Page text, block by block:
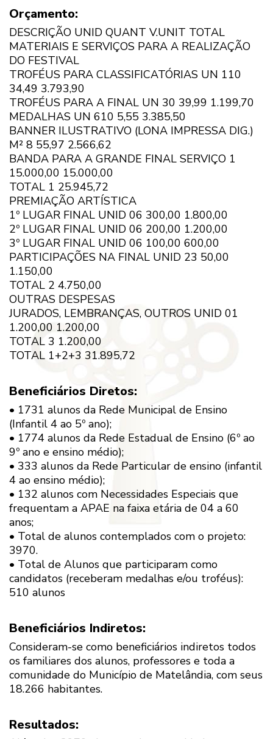
Orçamento:
DESCRIÇÃO UNID QUANT V.UNIT TOTAL
MATERIAIS E SERVIÇOS PARA A REALIZAÇÃO
DO FESTIVAL
TROFÉUS PARA CLASSIFICATÓRIAS UN 110
34,49 3.793,90
TROFÉUS PARA A FINAL UN 30 39,99 1.199,70
MEDALHAS UN 610 5,55 3.385,50
BANNER ILUSTRATIVO (LONA IMPRESSA DIG.)
M² 8 55,97 2.566,62
BANDA PARA A GRANDE FINAL SERVIÇO 1
15.000,00 15.000,00
TOTAL 1 25.945,72
PREMIAÇÃO ARTÍSTICA
1º LUGAR FINAL UNID 06 300,00 1.800,00
2º LUGAR FINAL UNID 06 200,00 1.200,00
3º LUGAR FINAL UNID 06 100,00 600,00
PARTICIPAÇÕES NA FINAL UNID 23 50,00
1.150,00
TOTAL 2 4.750,00
OUTRAS DESPESAS
JURADOS, LEMBRANÇAS, OUTROS UNID 01
1.200,00 1.200,00
TOTAL 3 1.200,00
TOTAL 1+2+3 31.895,72
Beneficiários Diretos:
• 1731 alunos da Rede Municipal de Ensino
(Infantil 4 ao 5º ano);
• 1774 alunos da Rede Estadual de Ensino (6º ao
9º ano e ensino médio);
• 333 alunos da Rede Particular de ensino (infantil
4 ao ensino médio);
• 132 alunos com Necessidades Especiais que
frequentam a APAE na faixa etária de 04 a 60
anos;
• Total de alunos contemplados com o projeto:
3970.
• Total de Alunos que participaram como
candidatos (receberam medalhas e/ou troféus):
510 alunos
Beneficiários Indiretos:
Consideram-se como beneficiários indiretos todos
os familiares dos alunos, professores e toda a
comunidade do Município de Matelândia, com seus
18.266 habitantes.
Resultados: